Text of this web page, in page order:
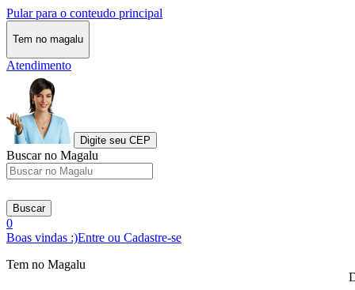
Pular para o conteudo principal
Tem no magalu
Atendimento
Digite seu CEP
Buscar no Magalu
Buscar
0
Boas vindas :)Entre ou Cadastre-se
Tem no Magalu